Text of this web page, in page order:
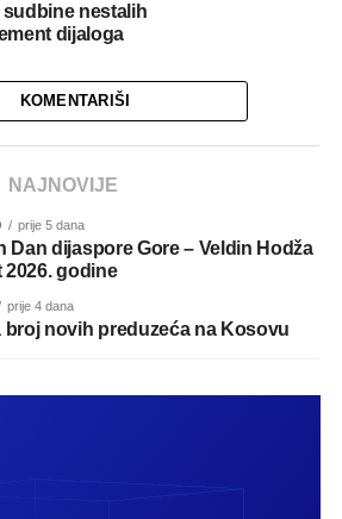
sudbine nestalih
dijaloga
KOMENTARIŠI
NAJNOVIJE
prije 5 dana
Dan dijaspore Gore – Veldin Hodža
2026. godine
prije 4 dana
broj novih preduzeća na Kosovu